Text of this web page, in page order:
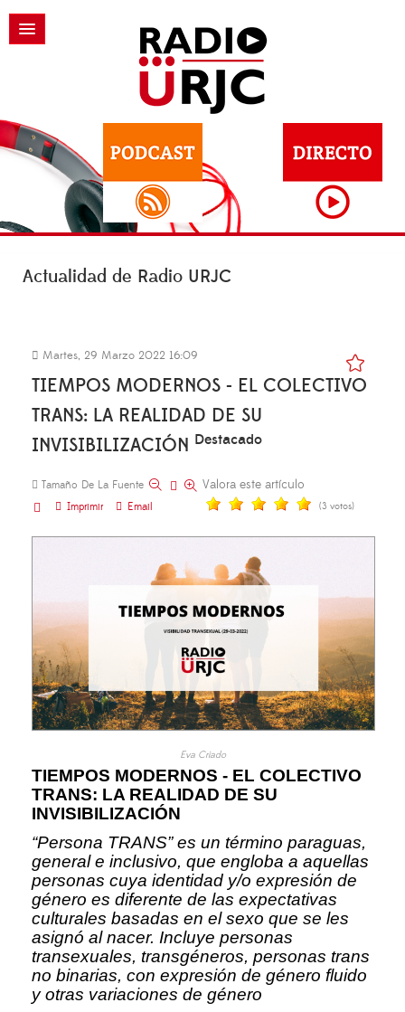
Actualidad de Radio URJC
Martes, 29 Marzo 2022 16:09
TIEMPOS MODERNOS - EL COLECTIVO
TRANS: LA REALIDAD DE SU
INVISIBILIZACIÓN Destacado
Tamaño De La Fuente
Imprimir
Email
Valora este artículo
(3 votos)
Eva Criado
TIEMPOS MODERNOS - EL COLECTIVO
TRANS: LA REALIDAD DE SU
INVISIBILIZACIÓN
“Persona TRANS” es un término paraguas,
general e inclusivo, que engloba a aquellas
personas cuya identidad y/o expresión de
género es diferente de las expectativas
culturales basadas en el sexo que se les
asignó al nacer. Incluye personas
transexuales, transgéneros, personas trans
no binarias, con expresión de género fluido
y otras variaciones de género